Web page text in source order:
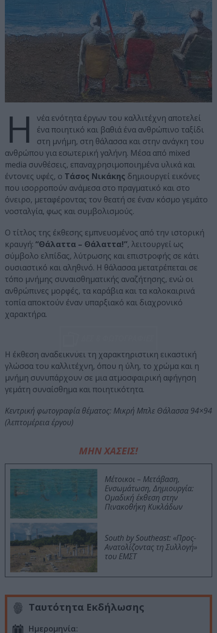
Η
νέα ενότητα έργων του καλλιτέχνη αποτελεί
ένα ποιητικό και βαθιά ένα ανθρώπινο ταξίδι
στη μνήμη, στη θάλασσα και στην ανάγκη του
ανθρώπου για εσωτερική γαλήνη. Μέσα από mixed
media συνθέσεις, επαναχρησιμοποιημένα υλικά και
έντονες υφές, ο Τάσος Νικάκης δημιουργεί εικόνες
που ισορροπούν ανάμεσα στο πραγματικό και στο
όνειρο, μεταφέροντας τον θεατή σε έναν κόσμο γεμάτο
νοσταλγία, φως και συμβολισμούς.
Ο τίτλος της έκθεσης εμπνευσμένος από την ιστορική
κραυγή: “Θάλαττα – Θάλαττα!”, λειτουργεί ως
σύμβολο ελπίδας, λύτρωσης και επιστροφής σε κάτι
ουσιαστικό και αληθινό. Η θάλασσα μετατρέπεται σε
τόπο μνήμης συναισθηματικής αναζήτησης, ενώ οι
ανθρώπινες μορφές, τα καράβια και τα καλοκαιρινά
τοπία αποκτούν έναν υπαρξιακό και διαχρονικό
χαρακτήρα.
Η έκθεση αναδεικνύει τη χαρακτηριστική εικαστική
γλώσσα του καλλιτέχνη, όπου η ύλη, το χρώμα και η
μνήμη συνυπάρχουν σε μια ατμοσφαιρική αφήγηση
γεμάτη συναίσθημα και ποιητικότητα.
Κεντρική φωτογραφία θέματος: Μικρή Μπλε Θάλασσα 94×94
(λεπτομέρεια έργου)
ΜΗΝ ΧΑΣΕΙΣ!
Μέτοικοι – Μετάβαση,
Ενσωμάτωση, Δημιουργία:
Ομαδική έκθεση στην
Πινακοθήκη Κυκλάδων
South by Southeast: «Προς-
Ανατολίζοντας τη Συλλογή»
του ΕΜΣΤ
Ταυτότητα Εκδήλωσης
Ημερομηνία: